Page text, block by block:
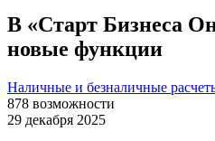
В «Старт Бизнеса
новые функции
Наличные и безналичные
878 возможности
29 декабря 2025